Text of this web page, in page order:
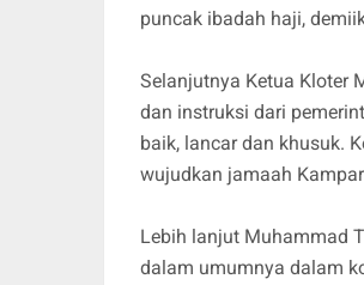
puncak ibadah haji,
Selanjutnya Ketua Kloter
dan instruksi dari
baik, lancar dan khusuk.
wujudkan jamaah
Lebih lanjut Muhammad
dalam umumnya dalam